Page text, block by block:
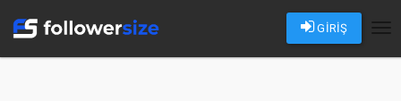
GİRİŞ